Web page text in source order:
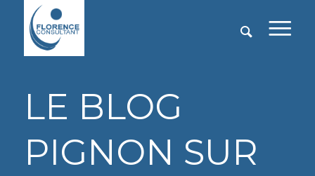
LE BLOG
PIGNON SUR